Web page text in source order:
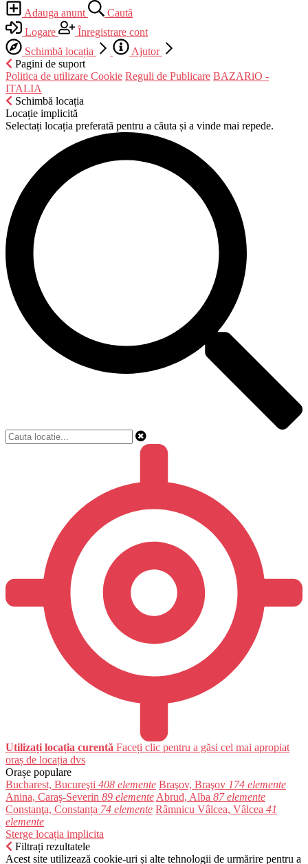
Adauga anunt
Caută
Logare
Înregistrare cont
Schimbă locația
Ajutor
Pagini de suport
Politica de utilizare Cookie Reguli de Publicare BAZARiO -
ITALIA
Schimbă locația
Locație implicită
Selectați locația preferată pentru a căuta și a vinde mai repede.
Utilizați locația curentă Faceți clic pentru a găsi cel mai apropiat
oraș de locația dvs
Orașe populare
Bucharest, Bucureşti 408 elemente Braşov, Braşov 174 elemente
Anina, Caraş-Severin 89 elemente Abrud, Alba 87 elemente
Constanţa, Constanța 74 elemente Râmnicu Vâlcea, Vâlcea 41
elemente
Sterge locația implicita
Filtrați rezultatele
Acest site utilizează cookie-uri și alte tehnologii de urmărire pentru a